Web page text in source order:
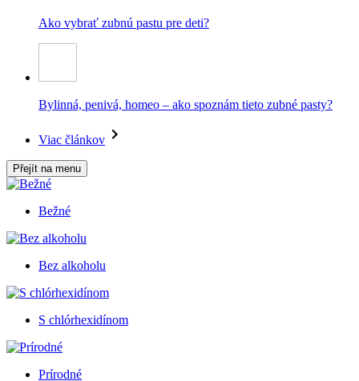
Ako vybrať zubnú pastu pre deti?
Bylinná, penivá, homeo – ako spoznám tieto zubné pasty?
Viac článkov
Přejít na menu
Bežné
Bez alkoholu
S chlórhexidínom
Prírodné